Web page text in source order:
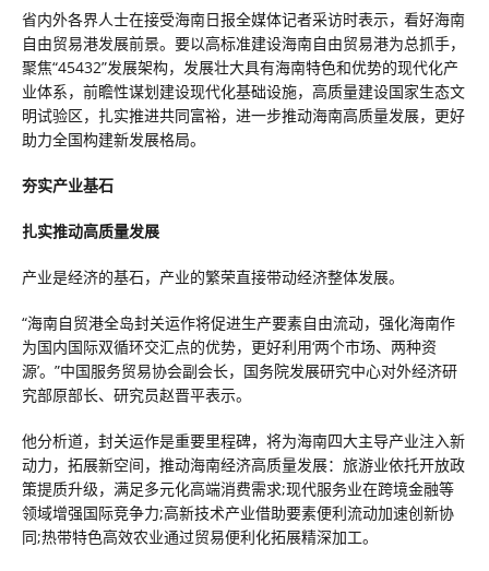
省内外各界人士在接受海南日报全媒体记者采访时表示，看好海南
自由贸易港发展前景。要以高标准建设海南自由贸易港为总抓手，
聚焦“45432”发展架构，发展壮大具有海南特色和优势的现代化产
业体系，前瞻性谋划建设现代化基础设施，高质量建设国家生态文
明试验区，扎实推进共同富裕，进一步推动海南高质量发展，更好
助力全国构建新发展格局。
夯实产业基石
扎实推动高质量发展
产业是经济的基石，产业的繁荣直接带动经济整体发展。
“海南自贸港全岛封关运作将促进生产要素自由流动，强化海南作
为国内国际双循环交汇点的优势，更好利用‘两个市场、两种资
源’。”中国服务贸易协会副会长，国务院发展研究中心对外经济研
究部原部长、研究员赵晋平表示。
他分析道，封关运作是重要里程碑，将为海南四大主导产业注入新
动力，拓展新空间，推动海南经济高质量发展：旅游业依托开放政
策提质升级，满足多元化高端消费需求;现代服务业在跨境金融等
领域增强国际竞争力;高新技术产业借助要素便利流动加速创新协
同;热带特色高效农业通过贸易便利化拓展精深加工。